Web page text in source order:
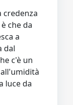
credenza
che da
a
dal
c'è un
luce da